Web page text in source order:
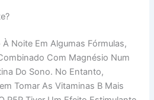
Noite Em Algumas Fórmulas,
Com Magnésio Num
Do Sono. No Entanto,
Tomar As Vitaminas B Mais